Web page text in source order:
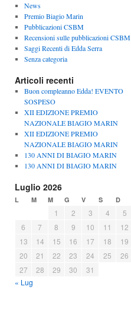
News
Premio Biagio Marin
Pubblicazioni CSBM
Recensioni sulle pubblicazioni CSBM
Saggi Recenti di Edda Serra
Senza categoria
Articoli recenti
Buon compleanno Edda! EVENTO
SOSPESO
XII EDIZIONE PREMIO
NAZIONALE BIAGIO MARIN
XII EDIZIONE PREMIO
NAZIONALE BIAGIO MARIN
130 ANNI DI BIAGIO MARIN
130 ANNI DI BIAGIO MARIN
Luglio 2026
L M M G V S D
1 2 3 4
5
6
7 8 9 10 11
12
13
14 15 16 17 18
19
20
21 22 23 24 25
26
27
28 29 30
31
« Lug